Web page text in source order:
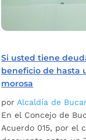
Si usted tiene
beneficio de hasta
morosa
por Alcaldía de
En el Concejo de
Acuerdo 015, por el